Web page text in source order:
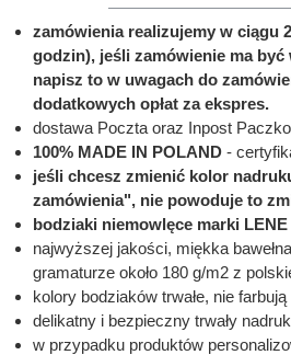
zamówienia realizujemy w ciągu
godzin), jeśli zamówienie ma
napisz to w uwagach do
dodatkowych opłat za ekspres.
dostawa Poczta oraz Inpost
100% MADE IN POLAND -
jeśli chcesz zmienić kolor
zamówienia", nie powoduje to
bodziaki niemowlęce marki
najwyższej jakości, miękka
gramaturze około 180 g/m2 z
kolory bodziaków trwałe, nie
delikatny i bezpieczny trwały
w przypadku produktów